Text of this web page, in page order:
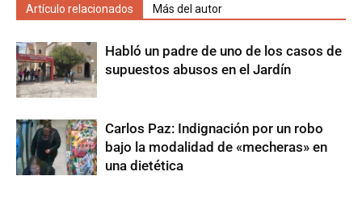
Artículo relacionados Más del autor
Habló un padre de uno de los casos de
supuestos abusos en el Jardín
Carlos Paz: Indignación por un robo
bajo la modalidad de «mecheras» en
una dietética